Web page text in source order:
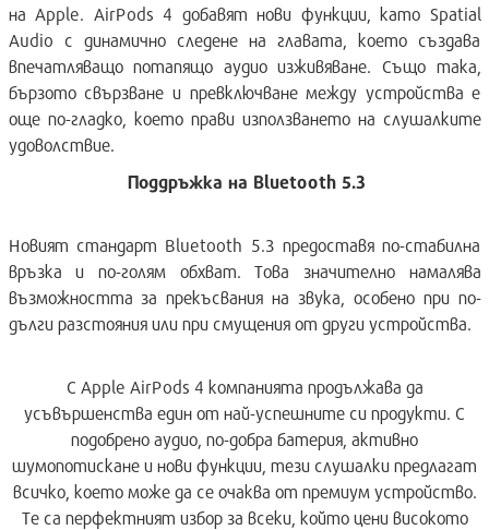
на Apple. AirPods 4 добавят нови функции, като Spatial
Audio с динамично следене на главата, което създава
впечатляващо потапящо аудио изживяване. Също така,
бързото свързване и превключване между устройства е
още по-гладко, което прави използването на слушалките
удоволствие.
Поддръжка на Bluetooth 5.3
Новият стандарт Bluetooth 5.3 предоставя по-стабилна
връзка и по-голям обхват. Това значително намалява
възможността за прекъсвания на звука, особено при по-
дълги разстояния или при смущения от други устройства.
С Apple AirPods 4 компанията продължава да
усъвършенства един от най-успешните си продукти. С
подобрено аудио, по-добра батерия, активно
шумопотискане и нови функции, тези слушалки предлагат
всичко, което може да се очаква от премиум устройство.
Те са перфектният избор за всеки, който цени високото